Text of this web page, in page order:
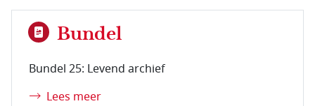
Bundel
Bundel 25: Levend archief
Lees meer